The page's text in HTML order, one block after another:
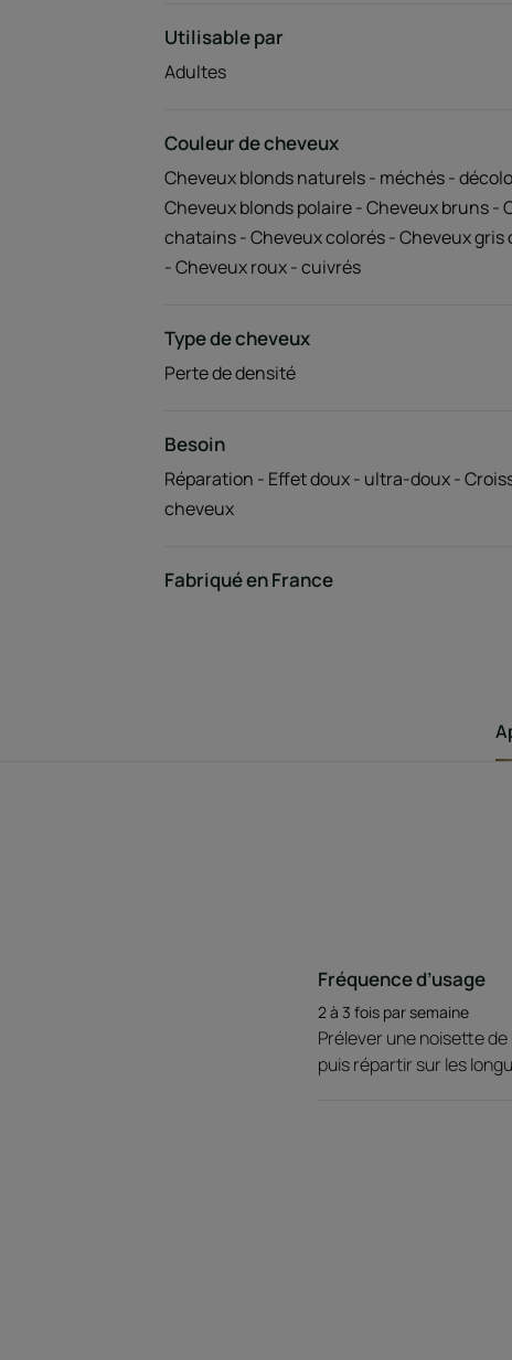
Utilisable par
Adultes
Couleur de cheveux
Cheveux blonds naturels - méchés -
Cheveux blonds polaire - Cheveux bruns -
chatains - Cheveux colorés - Cheveux gris
- Cheveux roux - cuivrés
Type de cheveux
Perte de densité
Besoin
Réparation - Effet doux - ultra-doux -
cheveux
Fabriqué en France
Fréquence d’usage
2 à 3 fois par semaine
Prélever une noisette
puis répartir sur les